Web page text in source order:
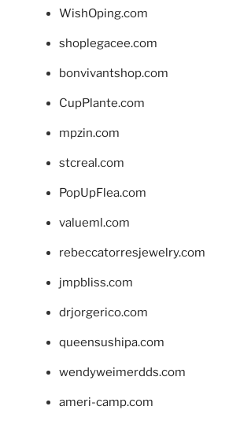
WishOping.com
shoplegacee.com
bonvivantshop.com
CupPlante.com
mpzin.com
stcreal.com
PopUpFlea.com
valueml.com
rebeccatorresjewelry.com
jmpbliss.com
drjorgerico.com
queensushipa.com
wendyweimerdds.com
ameri-camp.com